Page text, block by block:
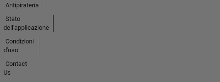
Antipirateria
Stato
dell'applicazione
Condizioni
d'uso
Contact
Us